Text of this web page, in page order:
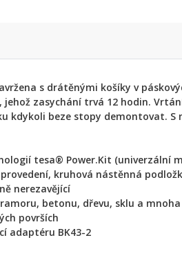
s drátěnými košíky v
zasychání trvá 12 hodin.
kdykoli beze stopy demontovat.
tesa® Power.Kit (univerzální
kruhová nástěnná
nerezavějící
betonu, dřevu, sklu a
površích
adaptéru BK43-2